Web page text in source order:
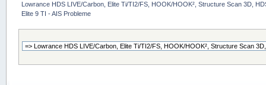
Lowrance HDS LIVE/Carbon, Elite Ti/TI2/FS, HOOK/HOOK², Structure Scan 3D,
Elite 9 TI - AIS Probleme